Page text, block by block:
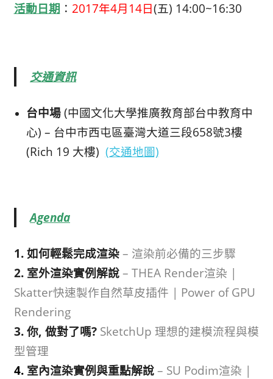
活動日期 ： 2017年4月14日(五) 14:00~16:30
交通資訊
台中場(中國文化大學推廣教育部台中教育中
心) – 台中市西屯區臺灣大道三段658號3樓
(Rich 19 大樓) (交通地圖)
Agenda
1. 如何輕鬆完成渲染– 渲染前必備的三步驟
2. 室外渲染實例解說 – THEA Render渲染 |
Skatter快速製作自然草皮插件 | Power of GPU
Rendering
3. 你, 做對了嗎? SketchUp 理想的建模流程與模
型管理
4. 室內渲染實例與重點解說 – SU Podim渲染 |